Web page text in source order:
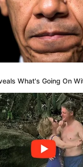
What's Going On